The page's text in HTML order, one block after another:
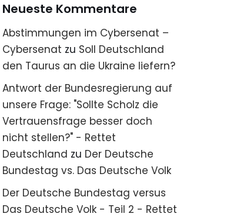
Neueste Kommentare
Abstimmungen im Cybersenat –
Cybersenat zu Soll Deutschland
den Taurus an die Ukraine liefern?
Antwort der Bundesregierung auf
unsere Frage: "Sollte Scholz die
Vertrauensfrage besser doch
nicht stellen?" - Rettet
Deutschland zu Der Deutsche
Bundestag vs. Das Deutsche Volk
Der Deutsche Bundestag versus
Das Deutsche Volk - Teil 2 - Rettet